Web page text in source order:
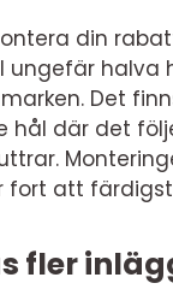
din
ungefär halva
Det
hål där det
fort att
fler